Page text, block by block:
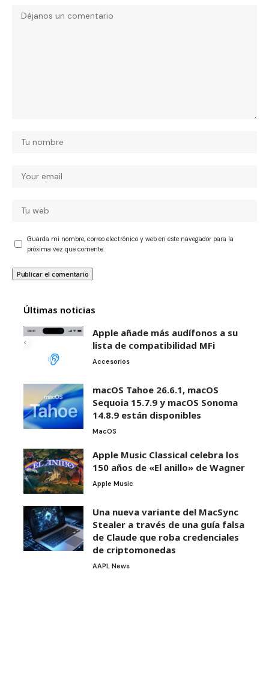
Guarda mi nombre, correo electrónico y web en este navegador para la
próxima vez que comente.
Últimas noticias
Apple añade más audífonos a su
lista de compatibilidad MFi
Accesorios
macOS Tahoe 26.6.1, macOS
Sequoia 15.7.9 y macOS Sonoma
14.8.9 están disponibles
MacOS
Apple Music Classical celebra los
150 años de «El anillo» de Wagner
Apple Music
Una nueva variante del MacSync
Stealer a través de una guía falsa
de Claude que roba credenciales
de criptomonedas
AAPL News